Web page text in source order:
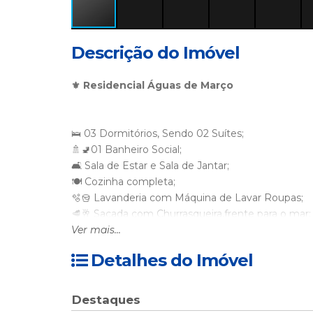
Descrição do Imóvel
⚜️ Residencial Águas de Março
🛌 03 Dormitórios, Sendo 02 Suítes;
🚿🚽01 Banheiro Social;
🛋 Sala de Estar e Sala de Jantar;
🍽 Cozinha completa;
🫧🪣 Lavanderia com Máquina de Lavar Roupas;
🥩🥂 Sacada com Churrasqueira,frente para o mar;
📶 🌎 Wi-Fi
🌊⛱️😎 Pé na areia;
👨‍👩‍👧‍👦Acomodação até 08 pessoas;
Ver mais...
Detalhes do Imóvel
Destaques